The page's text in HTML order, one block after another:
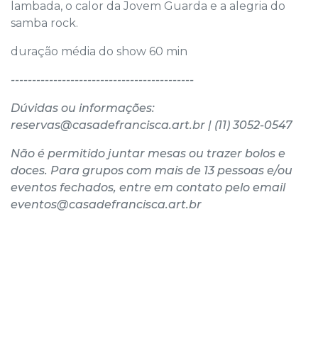
lambada, o calor da Jovem Guarda e a alegria do
samba rock.
duração média do show 60 min
-------------------------------------------
Dúvidas ou informações:
reservas@casadefrancisca.art.br | (11) 3052-0547
Não é permitido juntar mesas ou trazer bolos e
doces. Para grupos com mais de 13 pessoas e/ou
eventos fechados, entre em contato pelo email
eventos@casadefrancisca.art.br